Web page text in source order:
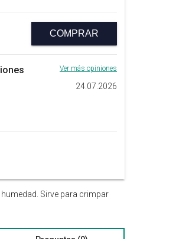
COMPRAR
Ver más opiniones
24.07.2026
Sirve para crimpar